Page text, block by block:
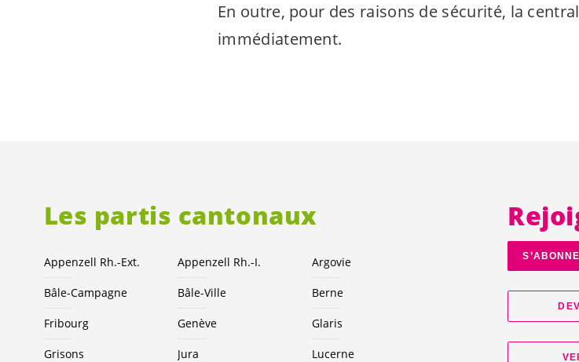
En outre, pour des raisons de sécurité, la
immédiatement.
Les partis cantonaux
Appenzell Rh.-Ext. Appenzell Rh.-I. Argovie
Bâle-Campagne Bâle-Ville Berne
Fribourg Genève Glaris
Grisons Jura Lucerne